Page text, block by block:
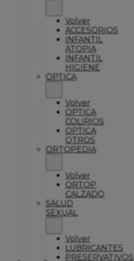
Volver
ACCESORIOS
INFANTIL
ATOPIA
INFANTIL
HIGIENE
OPTICA
Volver
OPTICA
COLIRIOS
OPTICA
OTROS
ORTOPEDIA
Volver
ORTOP
CALZADO
SALUD
SEXUAL
Volver
LUBRICANTES
PRESERVATIVOS